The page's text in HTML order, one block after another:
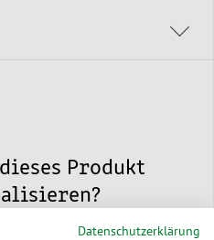
Produkt
Datenschutzerklärung